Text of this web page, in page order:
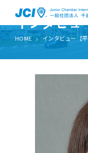
インタビュ
HOME インタビュー【